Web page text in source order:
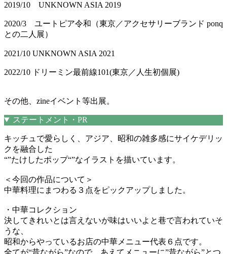
2019/10 UNKNOWN ASIA 2019
2020/3 ユートピア令和（東京／アクセサリーブランド ponq
との二人展）
2021/10 UNKNOWN ASIA 2021
2022/10 ドリーミン最前線101(東京／人生初個展)
その他、zineイベント等出展。
ステートメント・PR
キッチュで愛らしく、アジア、昭和の雑多感にサイケデリッ
クを融合した
“”たけしたポップ“”なイラストを描いています。
＜今回の作品について＞
中華料理にまつわる３点をピックアップしました。
・中華コレクション
決してきれいとは言えないが味はいいよと巷で言われていそ
うな、
昭和からやっているお店の中華メニュー代表６点です。
全てが“昔ながら”なので、あえてメニューに”昔ながら”とつ